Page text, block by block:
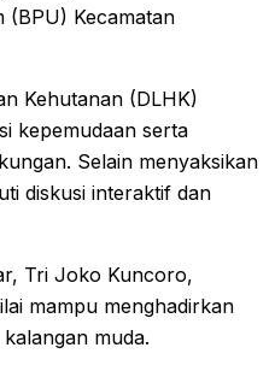
(BPU) Kecamatan
Kehutanan (DLHK)
kepemudaan serta
Selain menyaksikan
diskusi interaktif dan
Tri Joko Kuncoro,
mampu menghadirkan
muda.